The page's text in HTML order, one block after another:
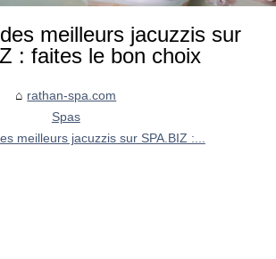
meilleurs jacuzzis sur
: faites le bon choix
rathan-spa.com
Spas
meilleurs jacuzzis sur SPA.BIZ :...